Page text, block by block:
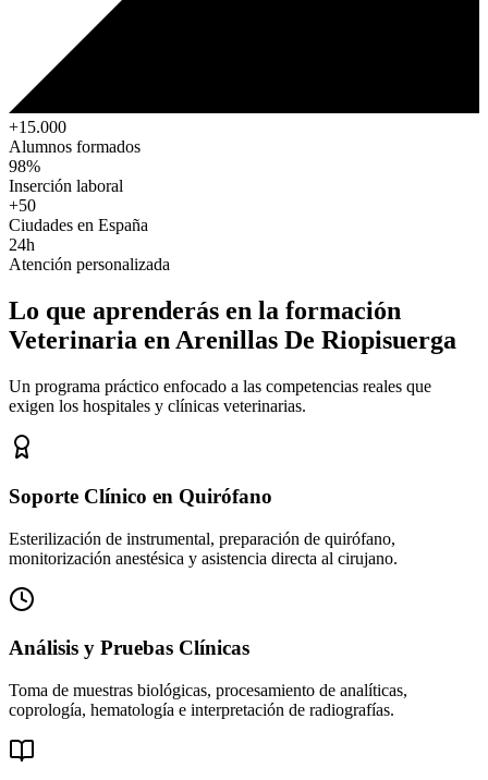
+15.000
Alumnos formados
98%
Inserción laboral
+50
Ciudades en España
24h
Atención personalizada
Lo que aprenderás en la formación
Veterinaria en Arenillas De Riopisuerga
Un programa práctico enfocado a las competencias reales que
exigen los hospitales y clínicas veterinarias.
Soporte Clínico en Quirófano
Esterilización de instrumental, preparación de quirófano,
monitorización anestésica y asistencia directa al cirujano.
Análisis y Pruebas Clínicas
Toma de muestras biológicas, procesamiento de analíticas,
coprología, hematología e interpretación de radiografías.